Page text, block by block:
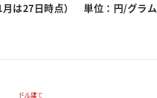
月は27日時点） 単位：円/グラム